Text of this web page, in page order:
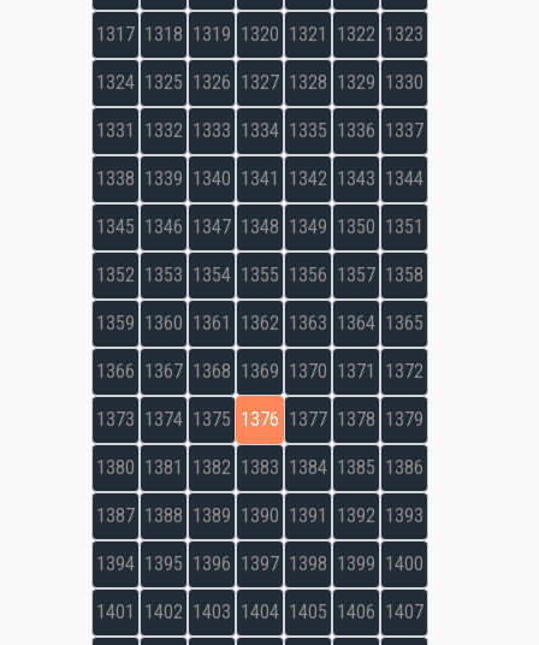
1317 1318 1319 1320 1321 1322 1323
1324 1325 1326 1327 1328 1329 1330
1331 1332 1333 1334 1335 1336 1337
1338 1339 1340 1341 1342 1343 1344
1345 1346 1347 1348 1349 1350 1351
1352 1353 1354 1355 1356 1357 1358
1359 1360 1361 1362 1363 1364 1365
1366 1367 1368 1369 1370 1371 1372
1373 1374 1375 1376 1377 1378 1379
1380 1381 1382 1383 1384 1385 1386
1387 1388 1389 1390 1391 1392 1393
1394 1395 1396 1397 1398 1399 1400
1401 1402 1403 1404 1405 1406 1407